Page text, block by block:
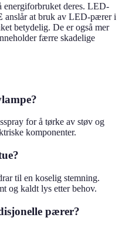
energiforbruket deres. LED-
anslår at bruk av LED-pærer i
betydelig. De er også mer
færre skadelige
for å tørke av støv og
komponenter.
til en koselig stemning.
og kaldt lys etter behov.
pærer?